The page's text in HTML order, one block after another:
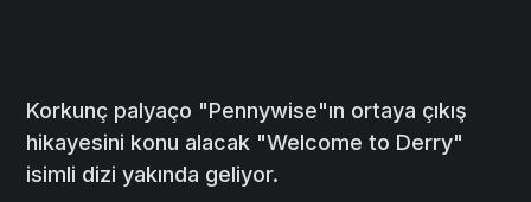
Korkunç palyaço "Pennywise"ın ortaya çıkış
hikayesini konu alacak "Welcome to Derry"
isimli dizi yakında geliyor.